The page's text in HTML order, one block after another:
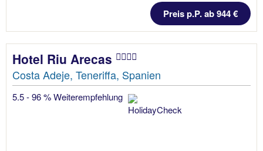
Preis p.P. ab 944 €
Hotel Riu Arecas
Costa Adeje, Teneriffa, Spanien
5.5 - 96 % Weiterempfehlung